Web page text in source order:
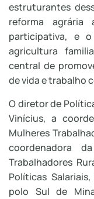
estruturantes
reforma agrária
participativa, e
agricultura
central de
de vida e trabalho
O diretor de
Vinícius, a
Mulheres
coordenadora
Trabalhadores
Políticas
polo Sul de